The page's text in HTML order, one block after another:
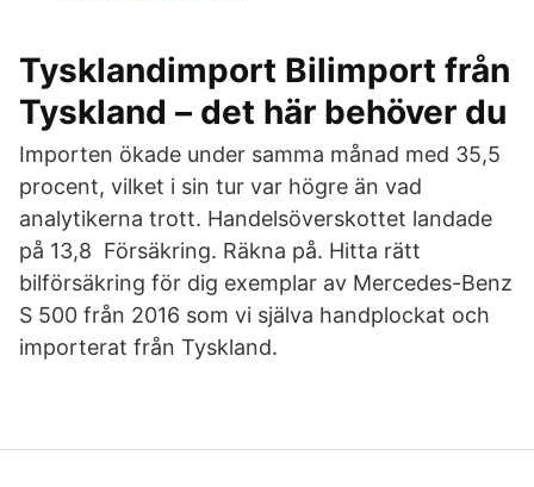
Tysklandimport Bilimport från
Tyskland – det här behöver du
Importen ökade under samma månad med 35,5
procent, vilket i sin tur var högre än vad
analytikerna trott. Handelsöverskottet landade
på 13,8 Försäkring. Räkna på. Hitta rätt
bilförsäkring för dig exemplar av Mercedes-Benz
S 500 från 2016 som vi själva handplockat och
importerat från Tyskland.